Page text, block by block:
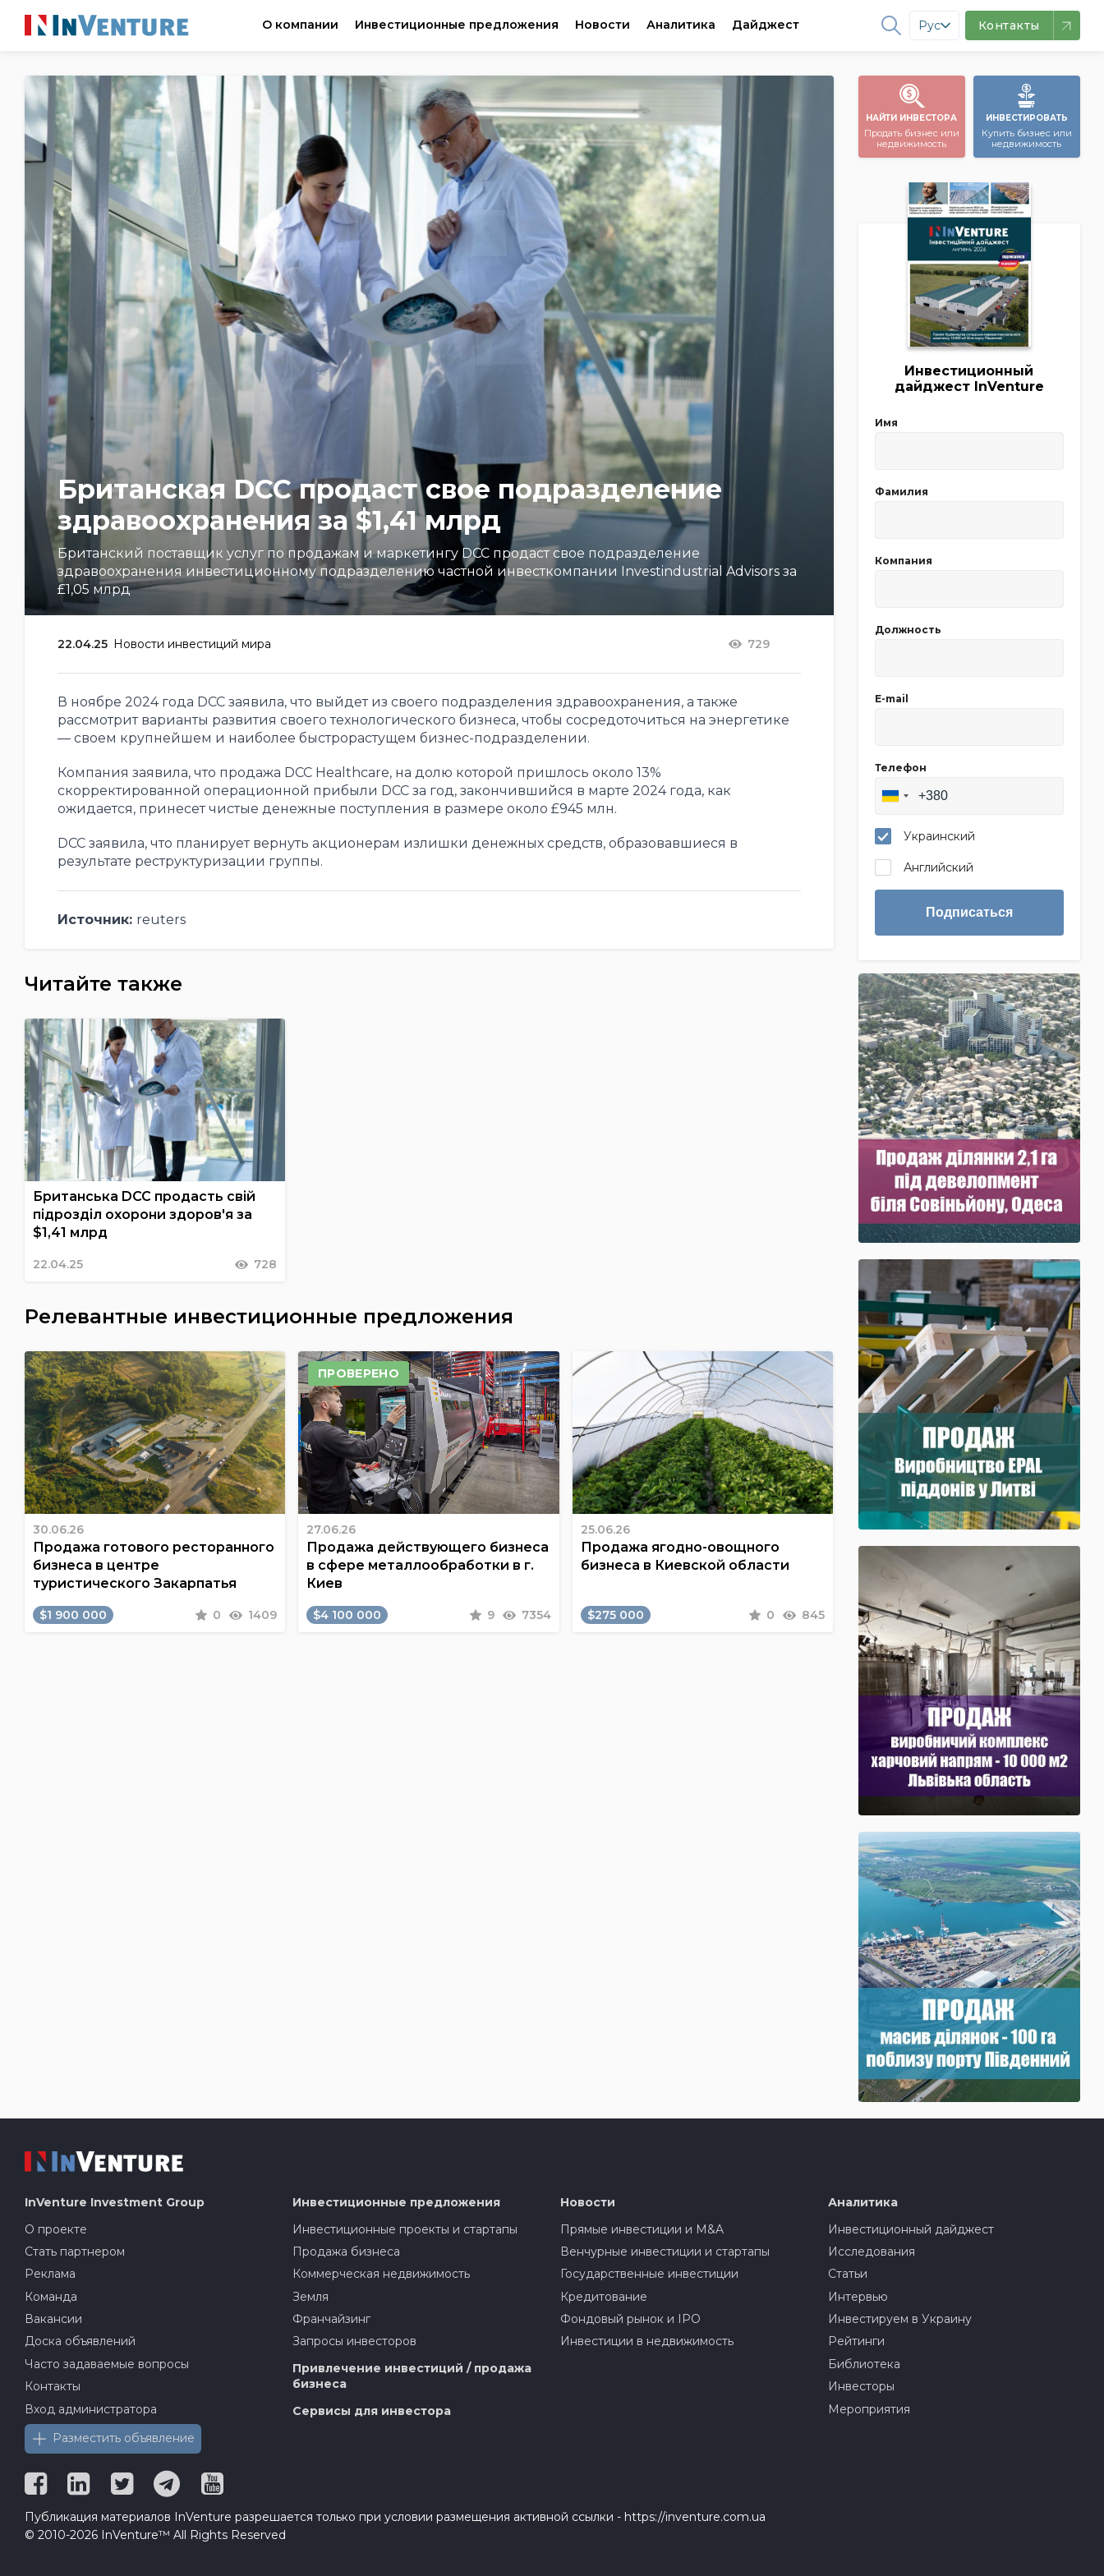
О компании Инвестиционные предложения Новости Аналитика Дайджест Рус Контакты
Британская DCC продаст свое подразделение
здравоохранения за $1,41 млрд
Британский поставщик услуг по продажам и маркетингу DCC продаст свое подразделение
здравоохранения инвестиционному подразделению частной инвесткомпании Investindustrial Advisors за
£1,05 млрд
22.04.25 Новости инвестиций мира 729
В ноябре 2024 года DCC заявила, что выйдет из своего подразделения здравоохранения, а также
рассмотрит варианты развития своего технологического бизнеса, чтобы сосредоточиться на энергетике
— своем крупнейшем и наиболее быстрорастущем бизнес-подразделении.
Компания заявила, что продажа DCC Healthcare, на долю которой пришлось около 13%
скорректированной операционной прибыли DCC за год, закончившийся в марте 2024 года, как
ожидается, принесет чистые денежные поступления в размере около £945 млн.
DCC заявила, что планирует вернуть акционерам излишки денежных средств, образовавшиеся в
результате реструктуризации группы.
Источник: reuters
Читайте также
Британська DCC продасть свій
підрозділ охорони здоров'я за
$1,41 млрд
22.04.25 728
Релевантные инвестиционные предложения
30.06.26
Продажа готового ресторанного
бизнеса в центре
туристического Закарпатья
$1 900 000 0 1409
ПРОВЕРЕНО
27.06.26
Продажа действующего бизнеса
в сфере металлообработки в г.
Киев
$4 100 000 9 7354
25.06.26
Продажа ягодно-овощного
бизнеса в Киевской области
$275 000 0 845
НАЙТИ ИНВЕСТОРА
Продать бизнес или
недвижимость
ИНВЕСТИРОВАТЬ
Купить бизнес или
недвижимость
Инвестиционный
дайджест InVenture
Имя
Фамилия
Компания
Должность
E-mail
Телефон
Украинский
Английский
Подписаться
InVenture Investment Group
О проекте
Стать партнером
Реклама
Команда
Вакансии
Доска объявлений
Часто задаваемые вопросы
Контакты
Вход администратора
Разместить объявление
Инвестиционные предложения
Инвестиционные проекты и стартапы
Продажа бизнеса
Коммерческая недвижимость
Земля
Франчайзинг
Запросы инвесторов
Привлечение инвестиций / продажа
бизнеса
Сервисы для инвестора
Новости
Прямые инвестиции и M&A
Венчурные инвестиции и стартапы
Государственные инвестиции
Кредитование
Фондовый рынок и IPO
Инвестиции в недвижимость
Аналитика
Инвестиционный дайджест
Исследования
Статьи
Интервью
Инвестируем в Украину
Рейтинги
Библиотека
Инвесторы
Мероприятия
Публикация материалов InVenture разрешается только при условии размещения активной ссылки - https://inventure.com.ua
© 2010-2026 InVenture™ All Rights Reserved